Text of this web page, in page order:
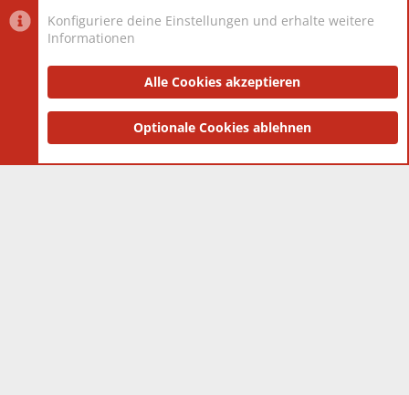
Datenschutzerklärung Impressum
Community platform by XenForo® © 2010-2025 XenForo Ltd.
and add-ons by ThemeHouse
Konfiguriere deine Einstellungen und erhalte weitere
Informationen
Alle Cookies akzeptieren
Optionale Cookies ablehnen